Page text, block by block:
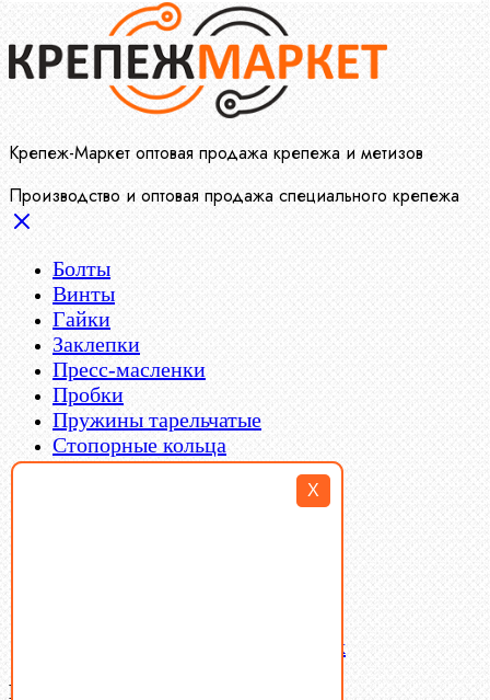
X
Крепеж-Маркет оптовая продажа крепежа и метизов
Производство и оптовая продажа специального крепежа
Болты
Винты
Гайки
Заклепки
Пресс-масленки
Пробки
Пружины тарельчатые
Стопорные кольца
Такелаж
Латунный и бронзовый крепеж
Ваша корзина